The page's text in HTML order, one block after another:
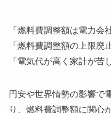
「燃料費調整額は電力会
「燃料費調整額の上限廃
「電気代が高く家計が苦
円安や世界情勢の影響で
り、燃料費調整額に関心